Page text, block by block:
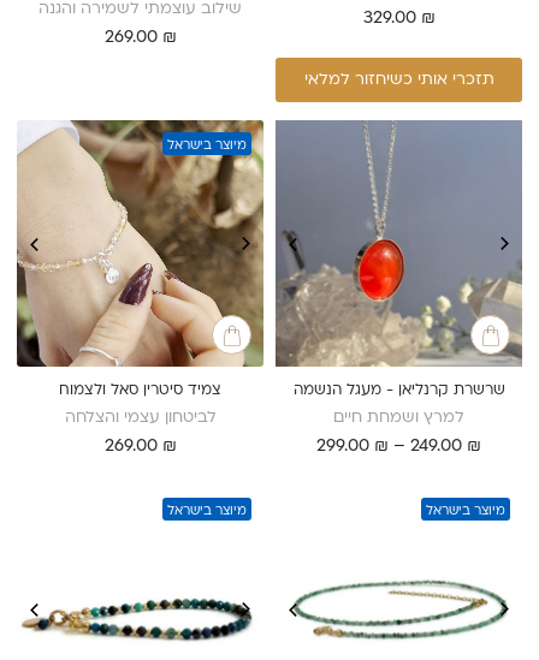
329.00 ₪
תזכרי אותי כשיחזור למלאי
שילוב עוצמתי לשמירה והגנה
269.00 ₪
שרשרת קרנליאן - מעגל הנשמה
למרץ ושמחת חיים
249.00 ₪
–
299.00 ₪
טווח
מיוצר בישראל
צמיד סיטרין סאל ולצמוח
לביטחון עצמי והצלחה
269.00 ₪
מיוצר בישראל מיוצר בישראל